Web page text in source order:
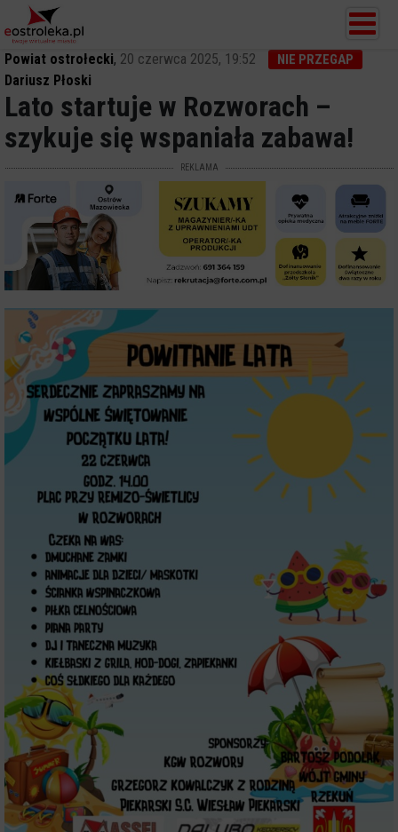
Powiat ostrołecki, 20 czerwca 2025, 19:52 NIE PRZEGAP
Dariusz Płoski
Lato startuje w Rozworach –
szykuje się wspaniała zabawa!
REKLAMA